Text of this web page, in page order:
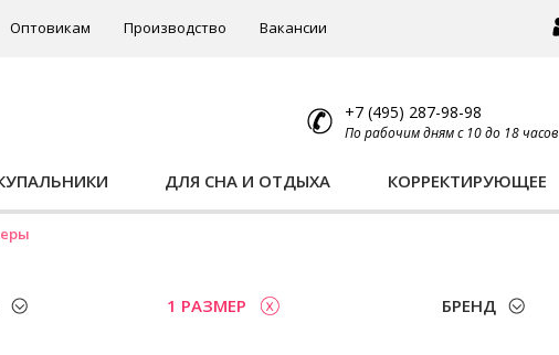
Оптовикам Производство Вакансии
+7 (495) 287-98-98
По рабочим дням с 10 до 18 часов
ДЛЯ СНА И ОТДЫХА КОРРЕКТИРУЮЩЕЕ
1 РАЗМЕР БРЕНД